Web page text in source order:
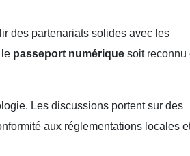
des partenariats solides avec les
passeport numérique soit reconnu
Les discussions portent sur des
aux réglementations locales